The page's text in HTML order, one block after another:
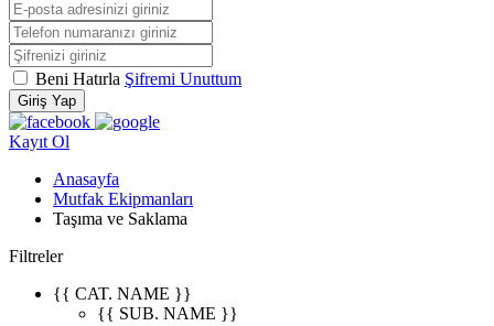
Beni Hatırla Şifremi Unuttum
Giriş Yap
Kayıt Ol
Anasayfa
Mutfak Ekipmanları
Taşıma ve Saklama
Filtreler
{{ CAT. NAME }}
{{ SUB. NAME }}